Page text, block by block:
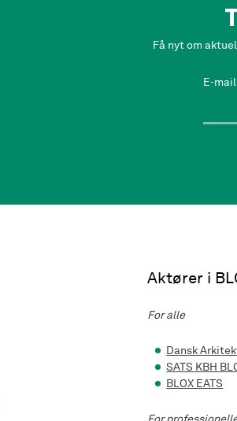
Få nyt om
E-mail
Aktører i
For alle
Dansk
SATS KBH
BLOX EATS